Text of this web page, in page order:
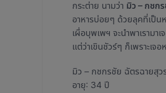
กระต่าย นามว่า มิว – กชก
อาหารบ่อยๆ ด้วยลุคที่เป็น
เผื่อบุพเพฯ จะนำพาเรามา
แต่ว่าเขินชัวร์ๆ ก็เพราะเจ
มิว – กชกรชัย ฉัตรฉายสุ
อายุ: 34 ปี